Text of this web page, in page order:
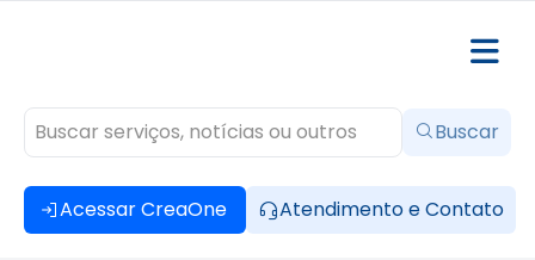
Acessar CreaOne Atendimento e Contato
Buscar